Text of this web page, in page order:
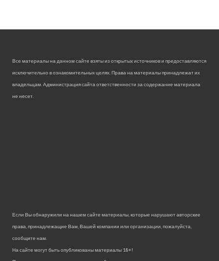
Все материалы на данном сайте взяты из открытых источников и предоставляются
исключительно в ознакомительных целях. Права на материалы принадлежат их
владельцам. Администрация сайта ответственности за содержание материала
не несет.
Если Вы обнаружили на нашем сайте материалы, которые нарушают авторские
права, принадлежащие Вам, Вашей компании или организации, пожалуйста,
сообщите нам.
На сайте могут быть опубликованы материалы 18+!